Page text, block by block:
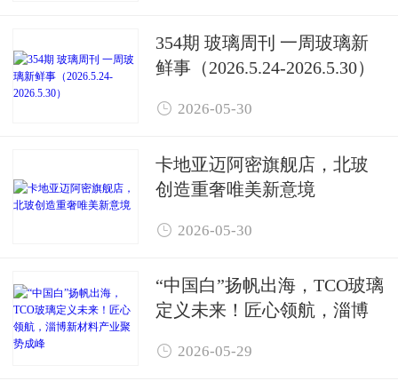
354期 玻璃周刊 一周玻璃新
鲜事（2026.5.24-2026.5.30）
 2026-05-30
卡地亚迈阿密旗舰店，北玻
创造重奢唯美新意境
 2026-05-30
“中国白”扬帆出海，TCO玻璃
定义未来！匠心领航，淄博
 2026-05-29